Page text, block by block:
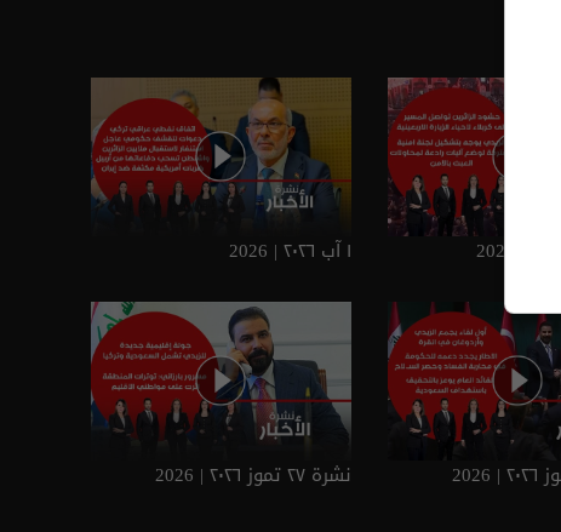
١ آب ٢٠٢٦ | 2026
نشرة ٢٧ تموز ٢٠٢٦ | 2026